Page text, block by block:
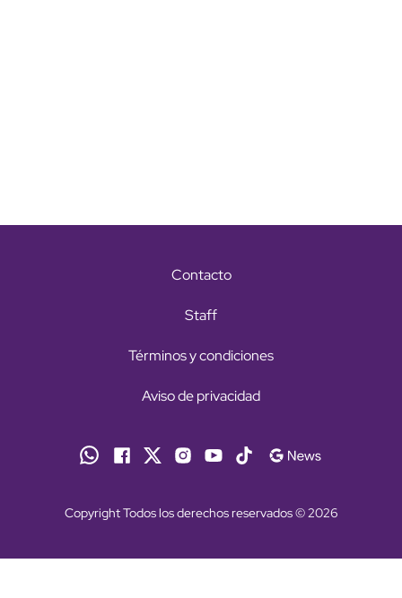
Contacto
Staff
Términos y condiciones
Aviso de privacidad
Copyright Todos los derechos reservados © 2026